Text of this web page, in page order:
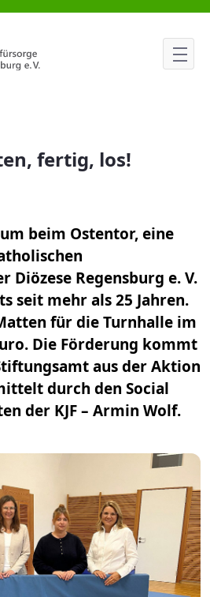
fertig, los!
fertig, los!
beim Ostentor, eine
Diözese Regensburg e. V.
seit mehr als 25 Jahren.
für die Turnhalle im
Die Förderung kommt
aus der Aktion
durch den Social
der KJF – Armin Wolf.